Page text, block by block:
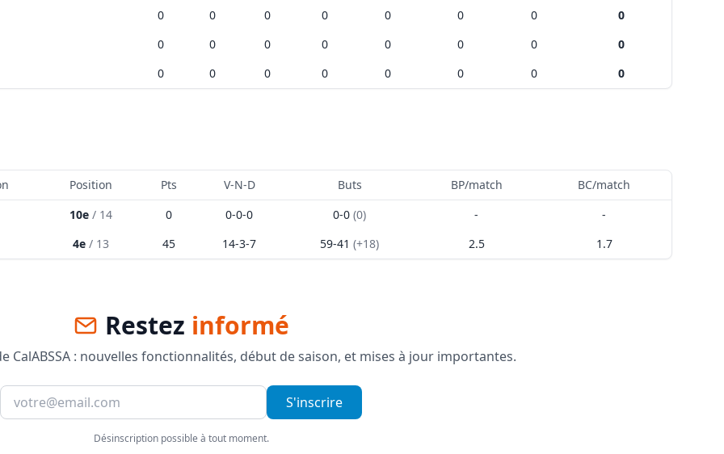
0 0 0 0 0 0 0
0
0 0 0 0 0 0 0
0
0 0 0 0 0 0 0 0
Position Pts V-N-D Buts BP/match
BC/match
10e/ 14 0 0-0-0 0-0 (0) -
-
4e/ 13 45 14-3-7 59-41 (+18) 2.5 1.7
Restez informé
CalABSSA : nouvelles fonctionnalités, début de saison, et mises à jour importantes.
S'inscrire
Désinscription possible à tout moment.